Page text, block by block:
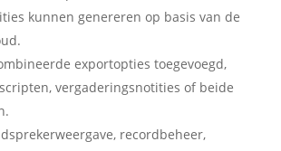
kunnen genereren op basis van de
exportopties toegevoegd,
vergaderingsnotities of beide
recordbeheer,